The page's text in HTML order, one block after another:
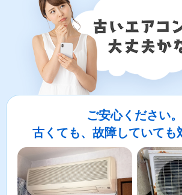
ご安心ください。
古くても、故障していても